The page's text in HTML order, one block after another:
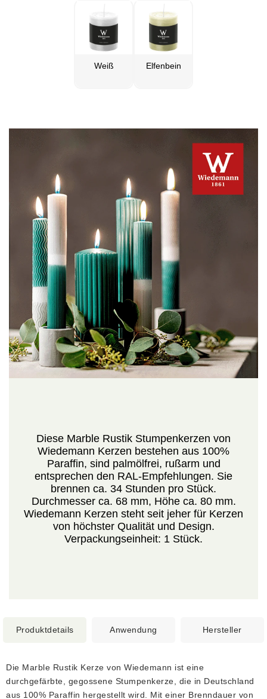
Weiß Elfenbein
Diese Marble Rustik Stumpenkerzen von
Wiedemann Kerzen bestehen aus 100%
Paraffin, sind palmölfrei, rußarm und
entsprechen den RAL-Empfehlungen. Sie
brennen ca. 34 Stunden pro Stück.
Durchmesser ca. 68 mm, Höhe ca. 80 mm.
Wiedemann Kerzen steht seit jeher für Kerzen
von höchster Qualität und Design.
Verpackungseinheit: 1 Stück.
Produktdetails Anwendung Hersteller
Die Marble Rustik Kerze von Wiedemann ist eine
durchgefärbte, gegossene Stumpenkerze, die in Deutschland
aus 100% Paraffin hergestellt wird. Mit einer Brenndauer von